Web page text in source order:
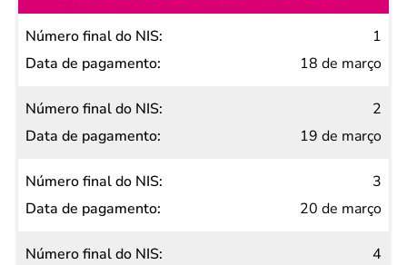
Número
final do
Data de
pagamento
1
18 de março
2
19 de março
3
20 de março
4